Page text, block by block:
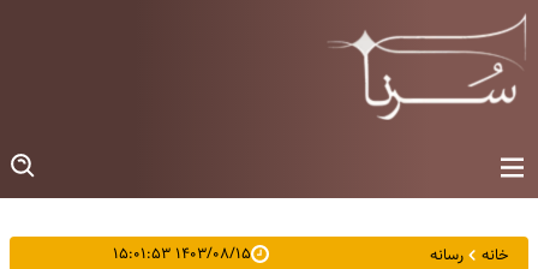
خانه رسانه ۱۴۰۳/۰۸/۱۵ ۱۵:۰۱:۵۳